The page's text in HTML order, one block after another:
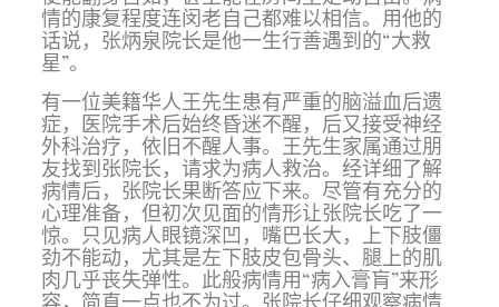
情的康复程度连闵老自己都难以相信。用他的
话说，张炳泉院长是他一生行善遇到的“大救
星”。
有一位美籍华人王先生患有严重的脑溢血后遗
症，医院手术后始终昏迷不醒，后又接受神经
外科治疗，依旧不醒人事。王先生家属通过朋
友找到张院长，请求为病人救治。经详细了解
病情后，张院长果断答应下来。尽管有充分的
心理准备，但初次见面的情形让张院长吃了一
惊。只见病人眼镜深凹，嘴巴长大，上下肢僵
劲不能动，尤其是左下肢皮包骨头、腿上的肌
肉几乎丧失弹性。此般病情用“病入膏肓”来形
容，简直一点也不为过。张院长仔细观察病情